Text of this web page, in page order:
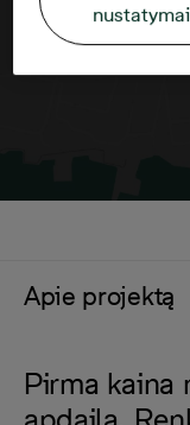
Apie projektą
Pirma kaina
nustatymai